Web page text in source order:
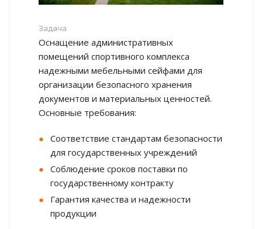
Задача
Оснащение административных
помещений спортивного комплекса
надежными мебельными сейфами для
организации безопасного хранения
документов и материальных ценностей.
Основные требования:
Соответствие стандартам безопасности
для государственных учреждений
Соблюдение сроков поставки по
государственному контракту
Гарантия качества и надежности
продукции